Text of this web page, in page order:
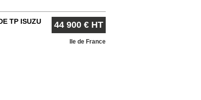
TP ISUZU
44 900 € HT
Ile de France